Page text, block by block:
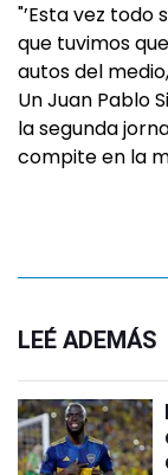
"’Esta vez todo
que tuvimos
autos del
Un Juan Pablo
la segunda
compite en la
LEÉ ADEMÁS